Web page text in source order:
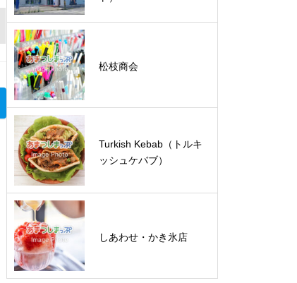
松枝商会
Turkish Kebab（トルキ
ッシュケバブ）
しあわせ・かき氷店